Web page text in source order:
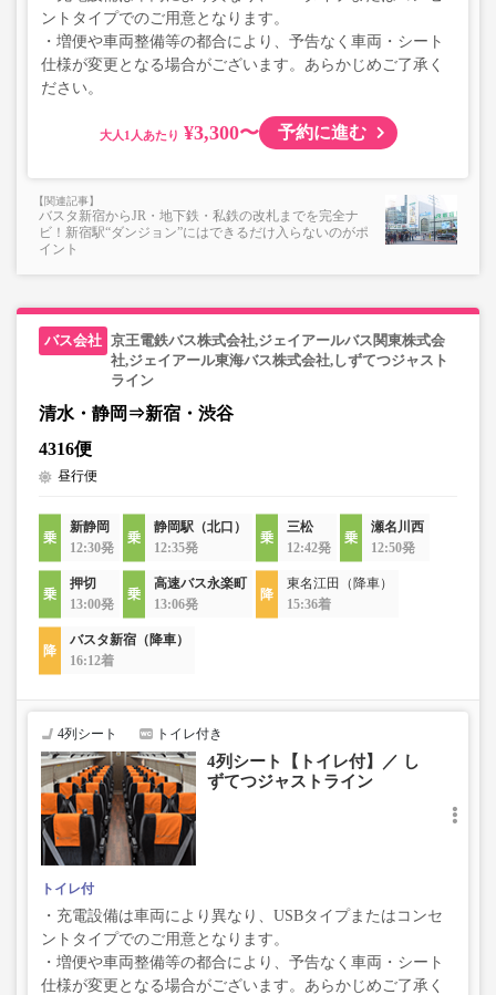
ントタイプでのご用意となります。
・増便や車両整備等の都合により、予告なく車両・シート
仕様が変更となる場合がございます。あらかじめご了承く
ださい。
大人 ¥3,300〜 予約に進む
バスタ新宿からJR・地下鉄・私鉄の改札までを完全ナ
ビ！新宿駅“ダンジョン”にはできるだけ入らないのがポ
イント
京王電鉄バス株式会社,ジェイアールバス関東株式会
社,ジェイアール東海バス株式会社,しずてつジャスト
ライン
清水・静岡⇒新宿・渋谷
4316便
昼行便
新静岡
12:30発
静岡駅（北口）
12:35発
三松
12:42発
瀬名川西
12:50発
押切
13:00発
高速バス永楽町
13:06発
東名江田（降車）
15:36着
バスタ新宿（降車）
16:12着
4列シート トイレ付き
4列シート【トイレ付】／ し
ずてつジャストライン
トイレ付
・充電設備は車両により異なり、USBタイプまたはコンセ
ントタイプでのご用意となります。
・増便や車両整備等の都合により、予告なく車両・シート
仕様が変更となる場合がございます。あらかじめご了承く